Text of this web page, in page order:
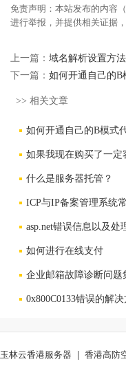
免责声明：本站发布的内容
进行举报，并提供相关证据
上一篇： 域名解析设置方
下一篇： 如何开通自己的B
>> 相关文章
如何开通自己的B模式
如果我现在购买了一
什么是服务器托管？
ICP与IP备案管理系统
asp.net错误信息以及处
如何进行在线支付
企业邮箱故障诊断问题
0x800C0133错误的解
玉林云香港服务器 | 香港高防